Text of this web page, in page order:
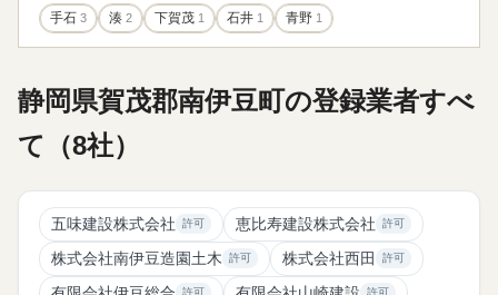
手石 3 湊 2 下賀茂 1 石井 1 青野 1
静岡県賀茂郡南伊豆町の登録業者すべ
て（8社）
五味建設株式会社 許可 恵比寿建設株式会社 許可
株式会社南伊豆造園土木 許可 株式会社西田 許可